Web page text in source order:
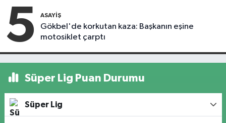
5 ASAYIŞ
Gökbel'de korkutan kaza: Başkanın eşine
motosiklet çarptı
Süper Lig Puan Durumu
Süper Lig